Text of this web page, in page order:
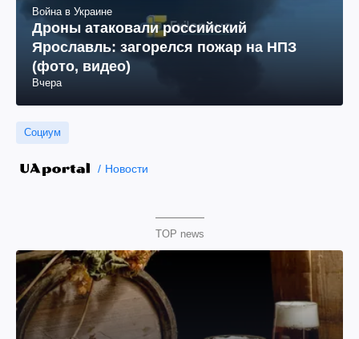
Война в Украине
Дроны атаковали российский
Ярославль: загорелся пожар на НПЗ
(фото, видео)
Вчера
Социум
Новости
TOP news